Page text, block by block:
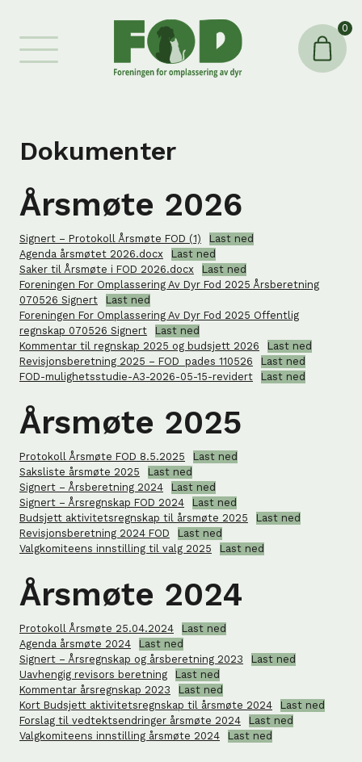
0
Dokumenter
Årsmøte 2026
Signert – Protokoll Årsmøte FOD (1)
Last ned
Agenda årsmøtet 2026.docx
Last ned
Saker til Årsmøte i FOD 2026.docx
Last ned
Foreningen For Omplassering Av Dyr Fod 2025 Årsberetning
070526 Signert
Last ned
Foreningen For Omplassering Av Dyr Fod 2025 Offentlig
regnskap 070526 Signert
Last ned
Kommentar til regnskap 2025 og budsjett 2026
Last ned
Revisjonsberetning 2025 – FOD_pades 110526
Last ned
FOD-mulighetsstudie-A3-2026-05-15-revidert
Last ned
Årsmøte 2025
Protokoll Årsmøte FOD 8.5.2025
Last ned
Saksliste årsmøte 2025
Last ned
Signert – Årsberetning 2024
Last ned
Signert – Årsregnskap FOD 2024
Last ned
Budsjett aktivitetsregnskap til årsmøte 2025
Last ned
Revisjonsberetning 2024 FOD
Last ned
Valgkomiteens innstilling til valg 2025
Last ned
Årsmøte 2024
Protokoll Årsmøte 25.04.2024
Last ned
Agenda årsmøte 2024
Last ned
Signert – Årsregnskap og årsberetning 2023
Last ned
Uavhengig revisors beretning
Last ned
Kommentar årsregnskap 2023
Last ned
Kort Budsjett aktivitetsregnskap til årsmøte 2024
Last ned
Forslag til vedtektsendringer årsmøte 2024
Last ned
Valgkomiteens innstilling årsmøte 2024
Last ned